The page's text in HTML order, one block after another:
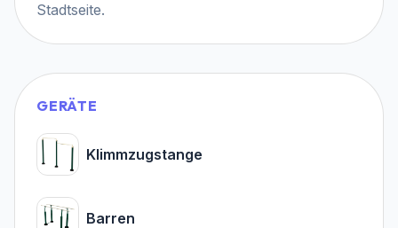
Stadtseite.
GERÄTE
Klimmzugstange
Barren